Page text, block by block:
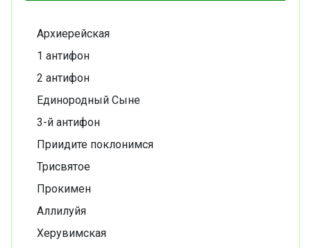
Архиерейская
1 антифон
2 антифон
Единородный Сыне
3-й антифон
Приидите поклонимся
Трисвятое
Прокимен
Аллилуйя
Херувимская